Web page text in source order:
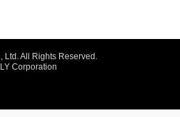
Ltd. All Rights Reserved.
Corporation